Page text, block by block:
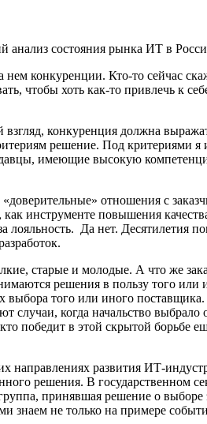
состояния рынка ИТ в
конкуренции. Кто-то сейчас
хоть как-то привлечь к
конкуренция должна
решение. Под
имеющие высокую
отношения с
инструменте повышения
Да нет. Десятилетия
старые и молодые. А что же
решения в пользу того или
выбора того или иного
когда начальство
в этой скрытой борьбе
развития ИТ-
решения. В государственном
принявшая решение о
знаем не только на примере